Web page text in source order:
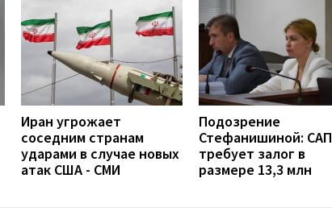
Иран угрожает
соседним странам
ударами в случае новых
атак США - СМИ
Подозрение
Стефанишиной: САП
требует залог в
размере 13,3 млн